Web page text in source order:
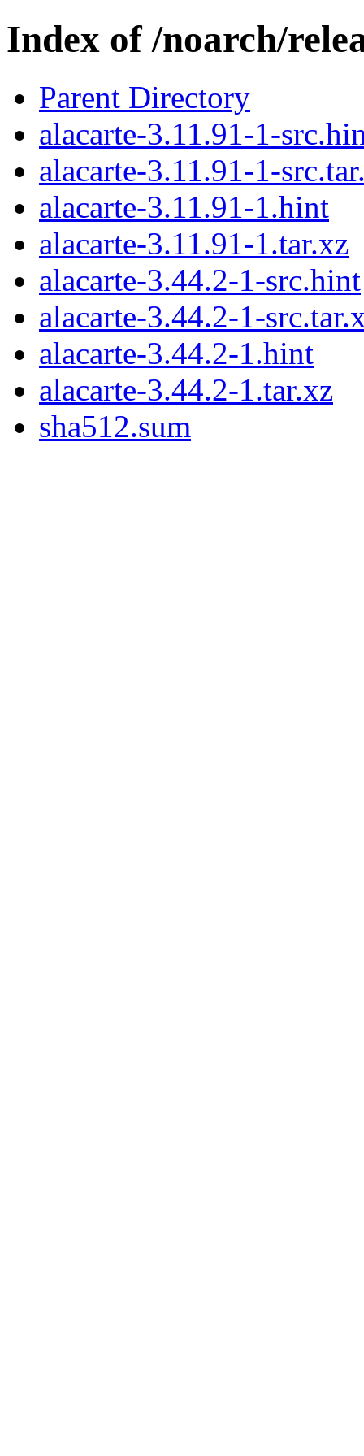
Index of /noarch/
Parent Directory
alacarte-3.11.91-1-
alacarte-3.11.91-1-
alacarte-3.11.91-1.hint
alacarte-3.11.91-1.tar.xz
alacarte-3.44.2-1-src.hint
alacarte-3.44.2-1-
alacarte-3.44.2-1.hint
alacarte-3.44.2-1.tar.xz
sha512.sum